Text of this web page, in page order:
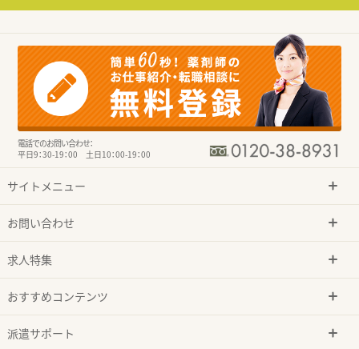
電話でのお問い合わせ：
平日9：30-19：00 土日10：00-19：00
サイトメニュー
お問い合わせ
求人特集
おすすめコンテンツ
派遣サポート